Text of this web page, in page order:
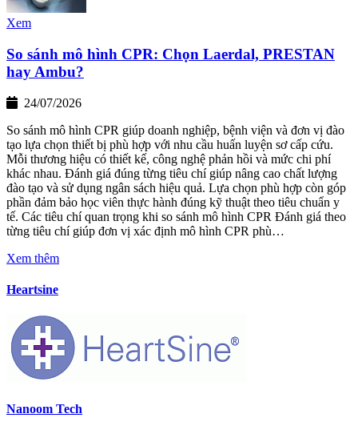
Xem
So sánh mô hình CPR: Chọn Laerdal, PRESTAN
hay Ambu?
24/07/2026
So sánh mô hình CPR giúp doanh nghiệp, bệnh viện và đơn vị đào
tạo lựa chọn thiết bị phù hợp với nhu cầu huấn luyện sơ cấp cứu.
Mỗi thương hiệu có thiết kế, công nghệ phản hồi và mức chi phí
khác nhau. Đánh giá đúng từng tiêu chí giúp nâng cao chất lượng
đào tạo và sử dụng ngân sách hiệu quả. Lựa chọn phù hợp còn góp
phần đảm bảo học viên thực hành đúng kỹ thuật theo tiêu chuẩn y
tế. Các tiêu chí quan trọng khi so sánh mô hình CPR Đánh giá theo
từng tiêu chí giúp đơn vị xác định mô hình CPR phù…
Xem thêm
Heartsine
Nanoom Tech